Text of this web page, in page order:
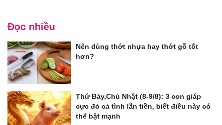
Đọc nhiều
Nên dùng thớt nhựa hay thớt gỗ tốt
hơn?
Thứ Bảy,Chủ Nhật (8-9/8): 3 con giáp
cực đỏ cả tình lẫn tiền, biết điều này có
thể bật mạnh